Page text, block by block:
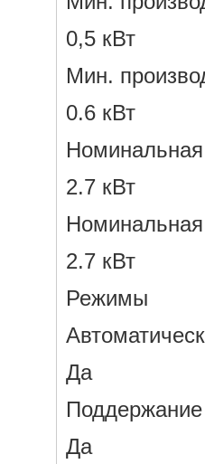
0,5 кВт
Мин.
0.6 кВт
Номинальная
2.7 кВт
2.7 кВт
Режимы
Да
Поддержание
Да